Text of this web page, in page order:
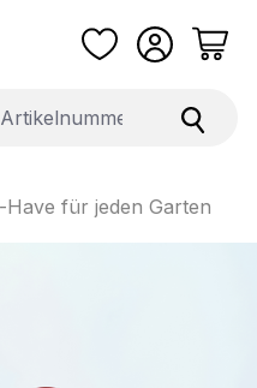
Have für jeden Garten